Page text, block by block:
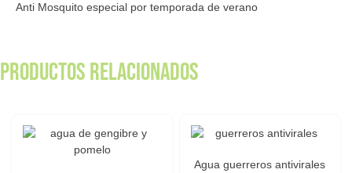
Anti Mosquito especial por temporada de verano
Productos relacionados
Agua guerreros antivirales